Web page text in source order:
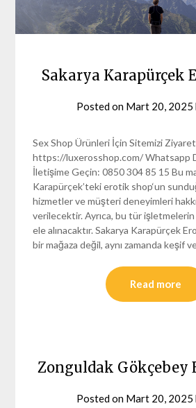
Sakarya Karapürçek
Posted on Mart 20, 2025
Sex Shop Ürünleri İçin Sitemizi
https://luxerosshop.com/ Whatsapp
İletişime Geçin: 0850 304 85 15 Bu
Karapürçek’teki erotik shop‘un
hizmetler ve müşteri deneyimleri
verilecektir. Ayrıca, bu tür işletmelerin
ele alınacaktır. Sakarya Karapürçek
bir mağaza değil, aynı zamanda keşif
Read more
Zonguldak Gökçebey
Posted on Mart 20, 2025